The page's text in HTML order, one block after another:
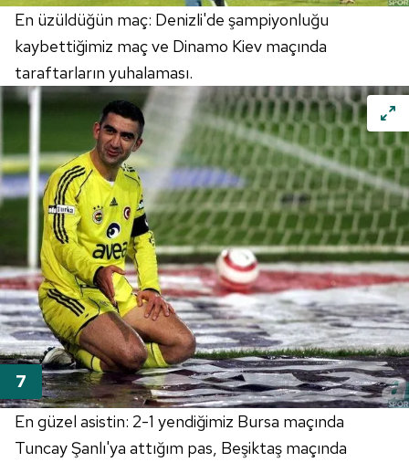
En üzüldüğün maç: Denizli'de şampiyonluğu
kaybettiğimiz maç ve Dinamo Kiev maçında
taraftarların yuhalaması.
En güzel asistin: 2-1 yendiğimiz Bursa maçında
Tuncay Şanlı'ya attığım pas, Beşiktaş maçında